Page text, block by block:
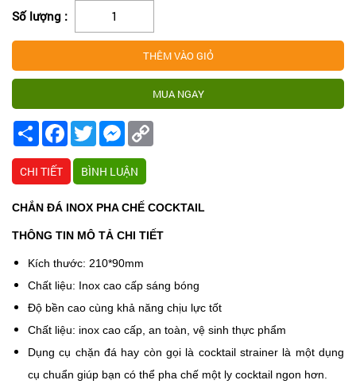
Số lượng :
Share FacebookTwitterMessenger
CHI TIẾT BÌNH LUẬN
CHẮN ĐÁ INOX PHA CHẾ COCKTAIL
THÔNG TIN MÔ TẢ CHI TIẾT
Kích thước: 210*90mm
Chất liệu: Inox cao cấp sáng bóng
Độ bền cao cùng khả năng chịu lực tốt
Chất liệu: inox cao cấp, an toàn, vệ sinh thực phẩm
Dụng cụ chặn đá hay còn gọi là cocktail strainer là một dụng
cụ chuẩn giúp bạn có thể pha chế một ly cocktail ngon hơn.